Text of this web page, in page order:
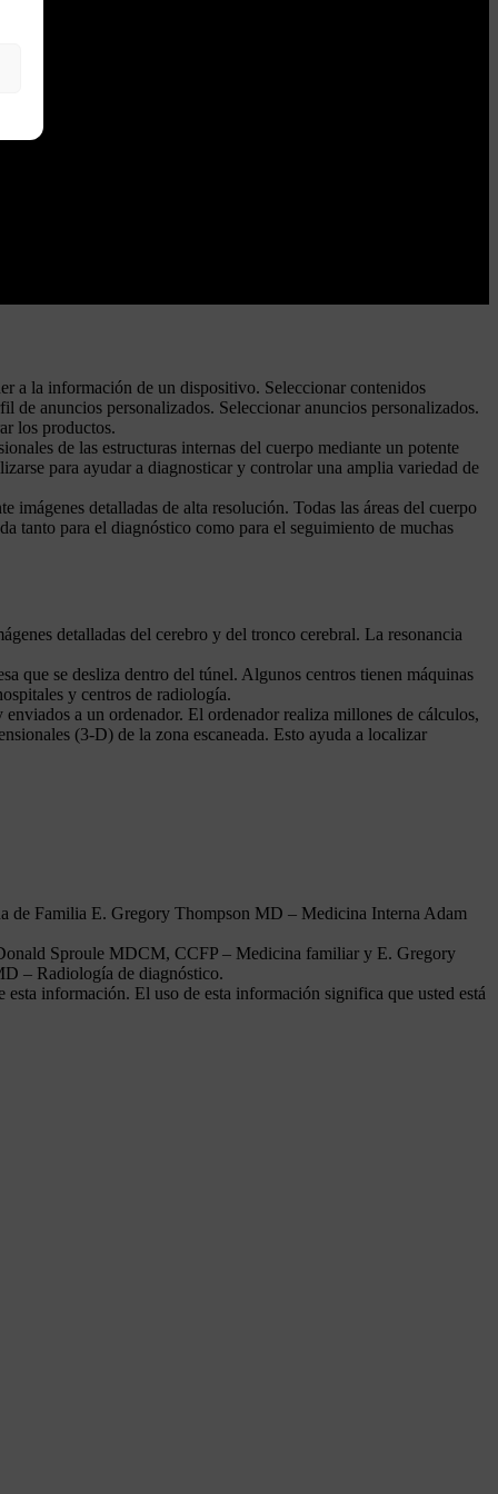
a la información de un dispositivo. Seleccionar contenidos
anuncios personalizados. Seleccionar anuncios personalizados.
los productos.
de las estructuras internas del cuerpo mediante un potente
para ayudar a diagnosticar y controlar una amplia variedad de
imágenes detalladas de alta resolución. Todas las áreas del cuerpo
tanto para el diagnóstico como para el seguimiento de muchas
detalladas del cerebro y del tronco cerebral. La resonancia
que se desliza dentro del túnel. Algunos centros tienen máquinas
y centros de radiología.
a un ordenador. El ordenador realiza millones de cálculos,
(3-D) de la zona escaneada. Esto ayuda a localizar
Familia E. Gregory Thompson MD – Medicina Interna Adam
Sproule MDCM, CCFP – Medicina familiar y E. Gregory
– Radiología de diagnóstico.
información. El uso de esta información significa que usted está